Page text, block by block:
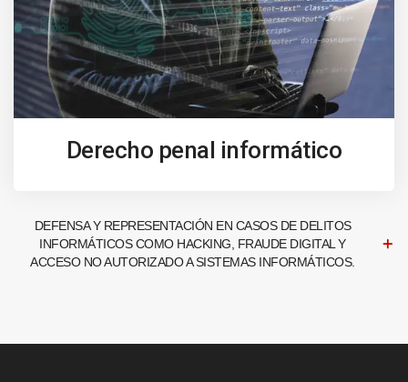
Derecho penal informático
DEFENSA Y REPRESENTACIÓN EN CASOS DE DELITOS
INFORMÁTICOS COMO HACKING, FRAUDE DIGITAL Y
ACCESO NO AUTORIZADO A SISTEMAS INFORMÁTICOS.